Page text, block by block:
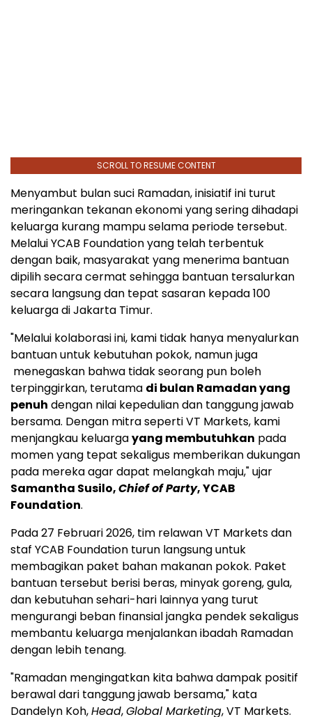
SCROLL TO RESUME CONTENT
Menyambut bulan suci Ramadan, inisiatif ini turut
meringankan tekanan ekonomi yang sering dihadapi
keluarga kurang mampu selama periode tersebut.
Melalui YCAB Foundation yang telah terbentuk
dengan baik, masyarakat yang menerima bantuan
dipilih secara cermat sehingga bantuan tersalurkan
secara langsung dan tepat sasaran kepada 100
keluarga di Jakarta Timur.
"Melalui kolaborasi ini, kami tidak hanya menyalurkan
bantuan untuk kebutuhan pokok, namun juga
menegaskan bahwa tidak seorang pun boleh
terpinggirkan, terutama di bulan Ramadan yang
penuh dengan nilai kepedulian dan tanggung jawab
bersama. Dengan mitra seperti VT Markets, kami
menjangkau keluargayang membutuhkan pada
momen yang tepat sekaligus memberikan dukungan
pada mereka agar dapat melangkah maju," ujar
Samantha Susilo,Chief of Party, YCAB
Foundation.
Pada 27 Februari 2026, tim relawan VT Markets dan
staf YCAB Foundation turun langsung untuk
membagikan paket bahan makanan pokok. Paket
bantuan tersebut berisi beras, minyak goreng, gula,
dan kebutuhan sehari-hari lainnya yang turut
mengurangi beban finansial jangka pendek sekaligus
membantu keluarga menjalankan ibadah Ramadan
dengan lebih tenang.
"Ramadan mengingatkan kita bahwa dampak positif
berawal dari tanggung jawab bersama," kata
Dandelyn Koh,Head,Global Marketing, VT Markets.